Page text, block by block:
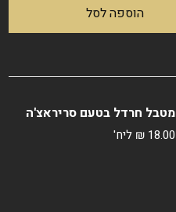
הוספה לסל
מטבל חרדל בטעם סריראצ'ה
₪ 18.00 ליח'